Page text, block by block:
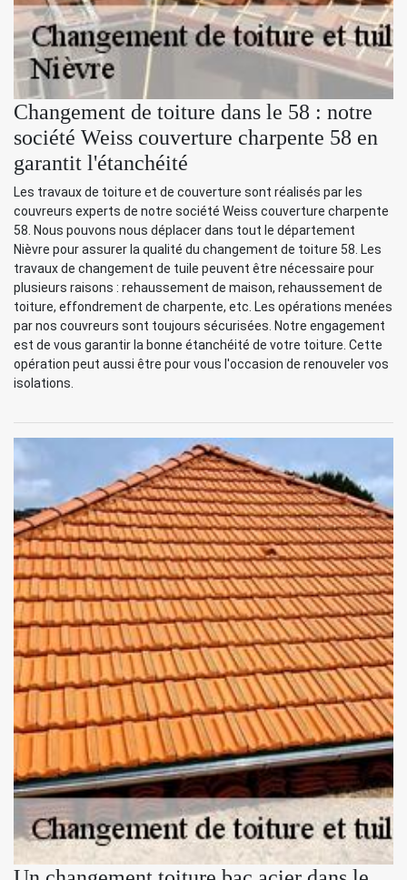
Changement de toiture dans le 58 : notre
société Weiss couverture charpente 58 en
garantit l'étanchéité
Les travaux de toiture et de couverture sont réalisés par les
couvreurs experts de notre société Weiss couverture charpente
58. Nous pouvons nous déplacer dans tout le département
Nièvre pour assurer la qualité du changement de toiture 58. Les
travaux de changement de tuile peuvent être nécessaire pour
plusieurs raisons : rehaussement de maison, rehaussement de
toiture, effondrement de charpente, etc. Les opérations menées
par nos couvreurs sont toujours sécurisées. Notre engagement
est de vous garantir la bonne étanchéité de votre toiture. Cette
opération peut aussi être pour vous l'occasion de renouveler vos
isolations.